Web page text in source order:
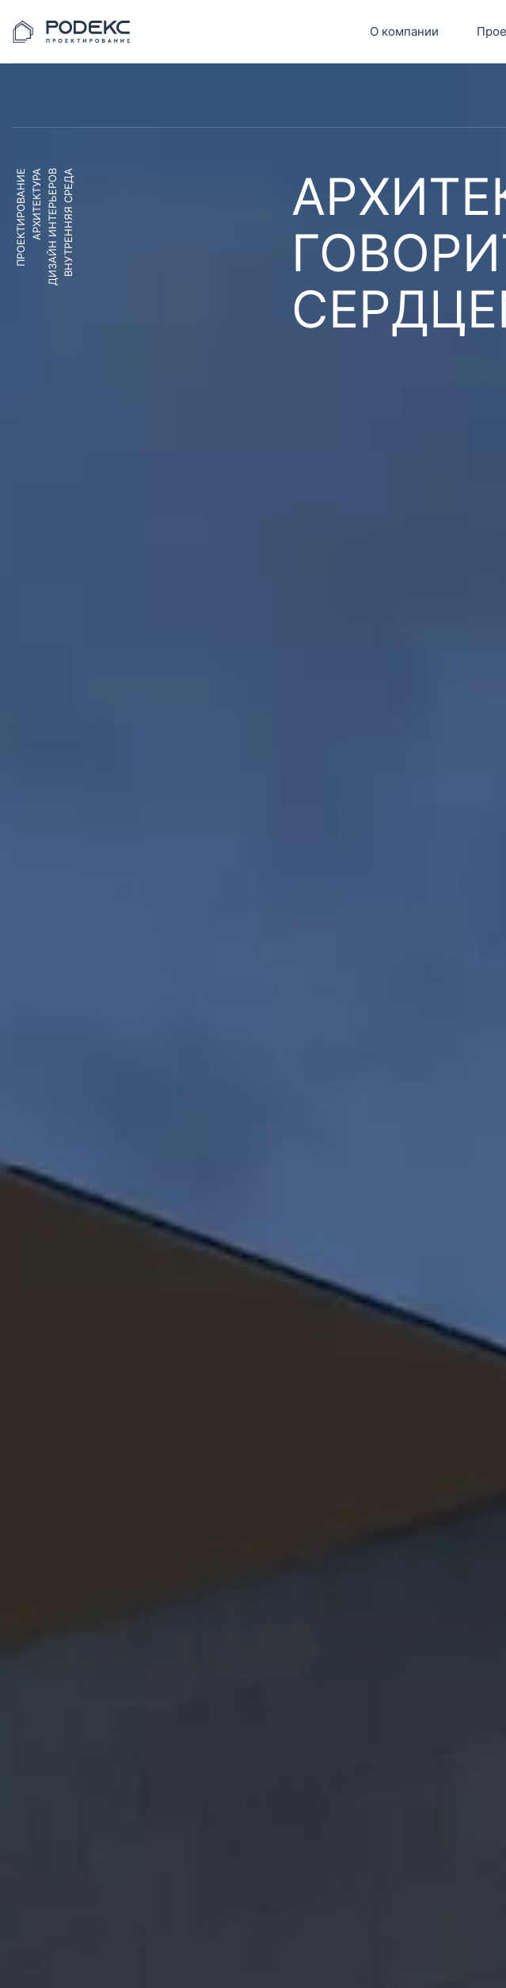
О компании
ПРОЕКТИРОВАНИЕАРХИТЕКТУРАДИЗАЙН ИНТЕРЬЕРОВВНУТРЕННЯЯ СРЕДА